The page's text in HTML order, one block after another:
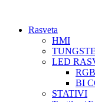
sadržajRasveta
HMI
LED
RGB
BI
STATIVI